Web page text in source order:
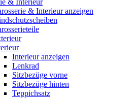
& Interieur anzeigen
Interieur anzeigen
Lenkrad
Sitzbezüge vorne
Sitzbezüge hinten
Teppichsatz